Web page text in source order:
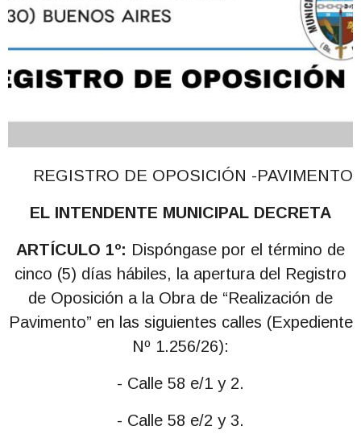
REGISTRO DE OPOSICIÓN -PAVIMENTO
EL INTENDENTE MUNICIPAL DECRETA
ARTÍCULO 1º: Dispóngase por el término de
cinco (5) días hábiles, la apertura del Registro
de Oposición a la Obra de “Realización de
Pavimento” en las siguientes calles (Expediente
Nº 1.256/26):
- Calle 58 e/1 y 2.
- Calle 58 e/2 y 3.